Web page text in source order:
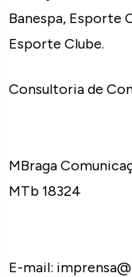
Banespa, Esporte
Esporte Clube.
Consultoria de
MBraga
MTb 18324
E-mail: